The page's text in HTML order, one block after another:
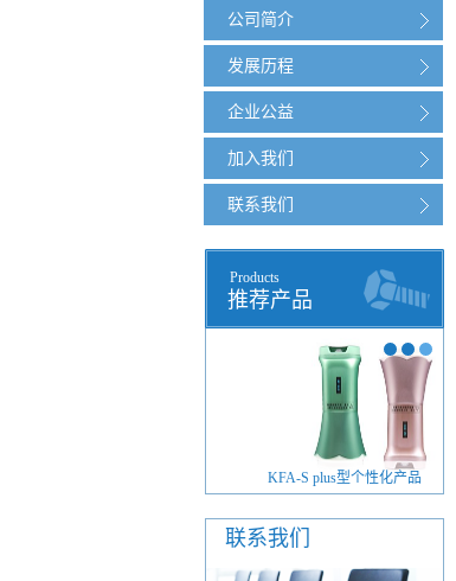
公司简介
发展历程
企业公益
加入我们
联系我们
推荐产品
Products
KFA-S plus型个性化产品
联系我们